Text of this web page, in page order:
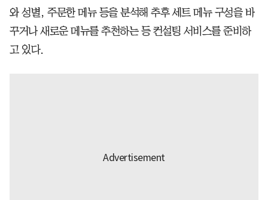
와 성별, 주문한 메뉴 등을 분석해 추후 세트 메뉴 구성을 바
꾸거나 새로운 메뉴를 추천하는 등 컨설팅 서비스를 준비하
고 있다.